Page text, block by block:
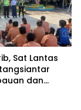
Sat Lantas
dan